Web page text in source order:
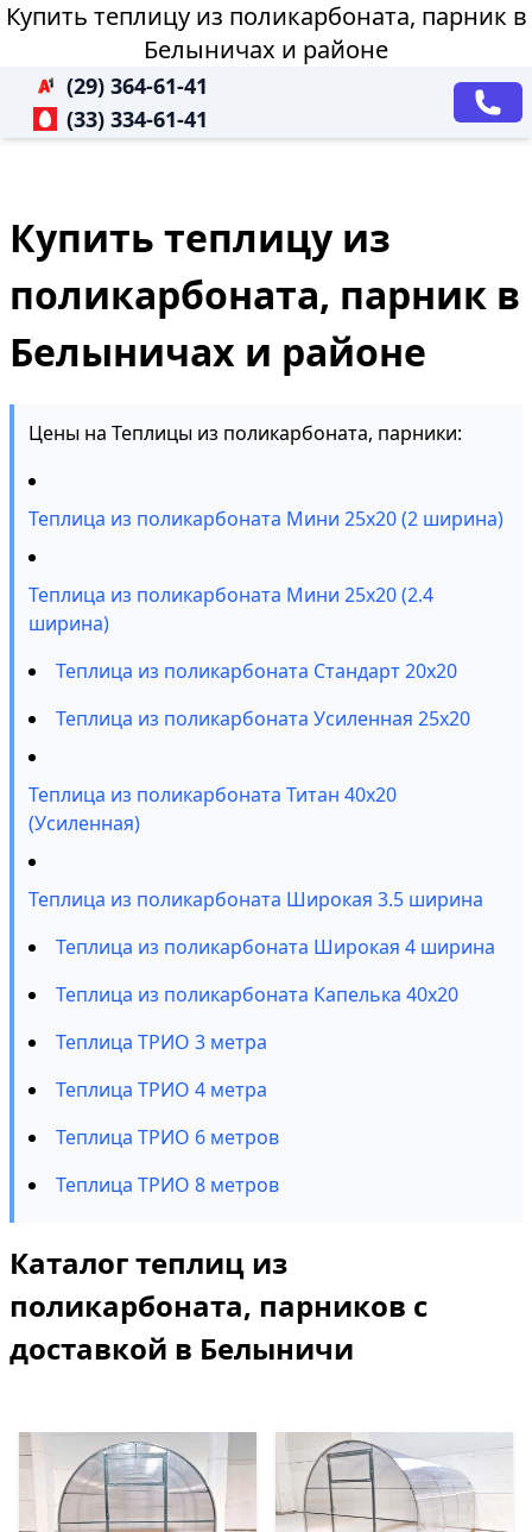
Купить теплицу из поликарбоната, парник в
Белыничах и районе
(29) 364-61-41
(33) 334-61-41
Купить теплицу из
поликарбоната, парник в
Белыничах и районе
Цены на Теплицы из поликарбоната, парники:
Теплица из поликарбоната Мини 25х20 (2 ширина)
Теплица из поликарбоната Мини 25х20 (2.4
ширина)
Теплица из поликарбоната Стандарт 20х20
Теплица из поликарбоната Усиленная 25х20
Теплица из поликарбоната Титан 40х20
(Усиленная)
Теплица из поликарбоната Широкая 3.5 ширина
Теплица из поликарбоната Широкая 4 ширина
Теплица из поликарбоната Капелька 40х20
Теплица ТРИО 3 метра
Теплица ТРИО 4 метра
Теплица ТРИО 6 метров
Теплица ТРИО 8 метров
Каталог теплиц из
поликарбоната, парников с
доставкой в Белыничи